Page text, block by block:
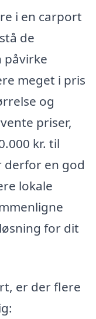
i en carport
de
påvirke
meget i pris
og
priser,
kr. til
derfor en god
lokale
for dit
er der flere